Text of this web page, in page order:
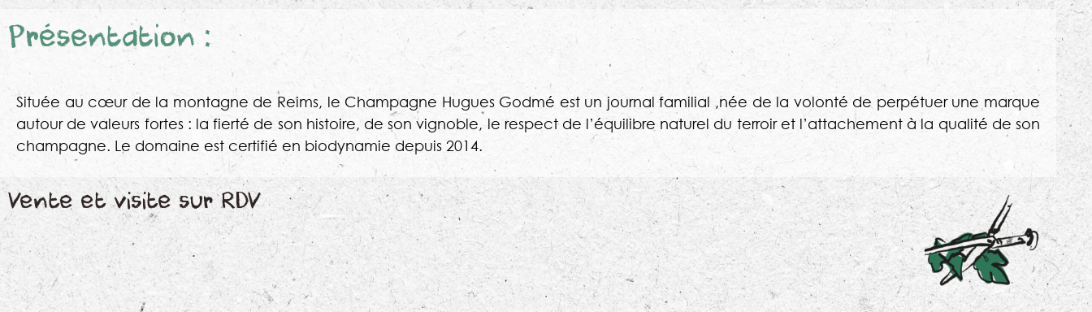
Présentation :
Située au cœur de la montagne de Reims, le Champagne Hugues Godmé est un journal familial ,née de la volonté de perpétuer une marque
autour de valeurs fortes : la fierté de son histoire, de son vignoble, le respect de l’équilibre naturel du terroir et l’attachement à la qualité de son
champagne. Le domaine est certifié en biodynamie depuis 2014.
Vente et visite sur RDV